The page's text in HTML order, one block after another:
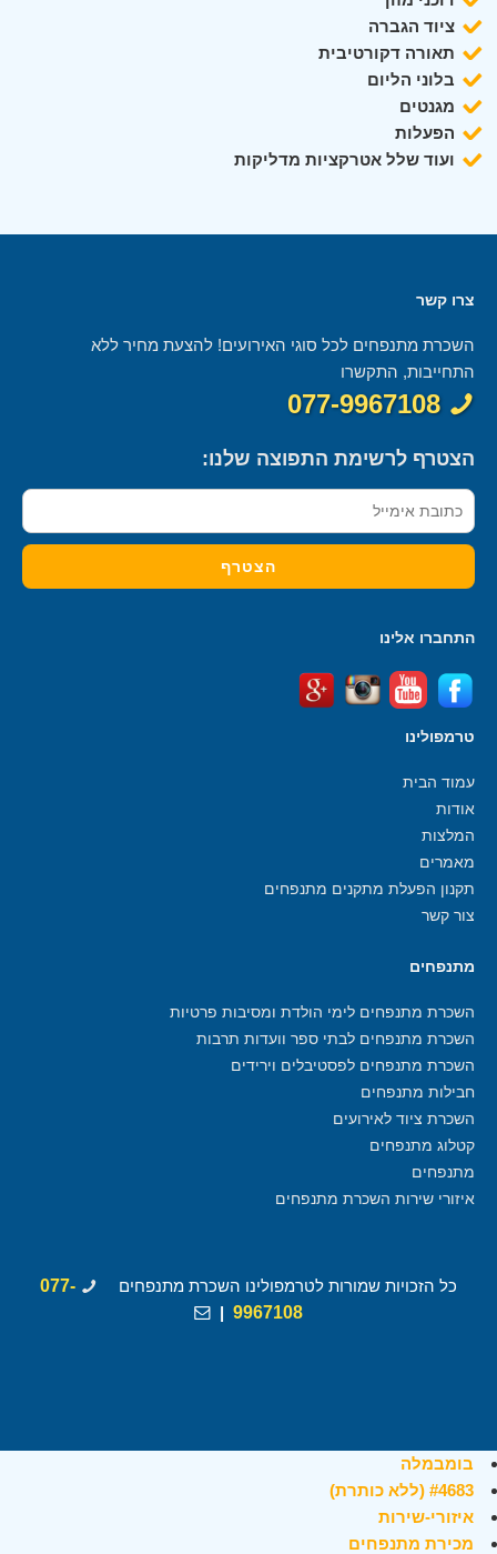
ציוד הגברה
תאורה דקורטיבית
בלוני הליום
מגנטים
הפעלות
ועוד שלל אטרקציות מדליקות
צרו קשר
השכרת מתנפחים לכל סוגי האירועים! להצעת מחיר ללא
התחייבות, התקשרו
077-9967108
הצטרף לרשימת התפוצה שלנו:
התחברו אלינו
טרמפולינו
עמוד הבית
אודות
המלצות
מאמרים
תקנון הפעלת מתקנים מתנפחים
צור קשר
מתנפחים
השכרת מתנפחים לימי הולדת ומסיבות פרטיות
השכרת מתנפחים לבתי ספר וועדות תרבות
השכרת מתנפחים לפסטיבלים וירידים
חבילות מתנפחים
השכרת ציוד לאירועים
קטלוג מתנפחים
מתנפחים
איזורי שירות השכרת מתנפחים
כל הזכויות שמורות לטרמפולינו השכרת מתנפחים
077-
9967108
|
בומבמלה
#4683 (ללא כותרת)
איזורי-שירות
מכירת מתנפחים